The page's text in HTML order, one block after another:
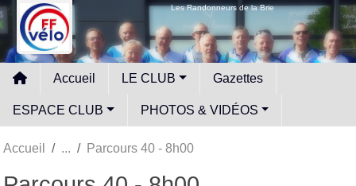
Les Randonneurs de la Brie
Accueil LE CLUB Gazettes
ESPACE CLUB PHOTOS & VIDÉOS
Accueil Parcours 40 - 8h00
Panneau de gestion des cookies